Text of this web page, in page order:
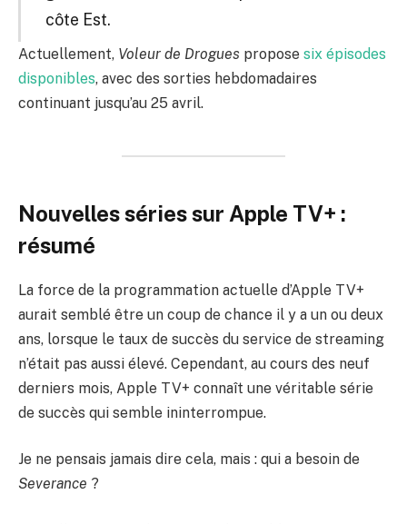
côte Est.
Actuellement, Voleur de Drogues propose six épisodes
disponibles, avec des sorties hebdomadaires
continuant jusqu’au 25 avril.
Nouvelles séries sur Apple TV+ :
résumé
La force de la programmation actuelle d’Apple TV+
aurait semblé être un coup de chance il y a un ou deux
ans, lorsque le taux de succès du service de streaming
n’était pas aussi élevé. Cependant, au cours des neuf
derniers mois, Apple TV+ connaît une véritable série
de succès qui semble ininterrompue.
Je ne pensais jamais dire cela, mais : qui a besoin de
Severance ?